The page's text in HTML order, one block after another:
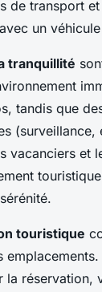
de transport
un
tranquillité
tandis que
(surveillance,
vacanciers et
touristique
la réservation,